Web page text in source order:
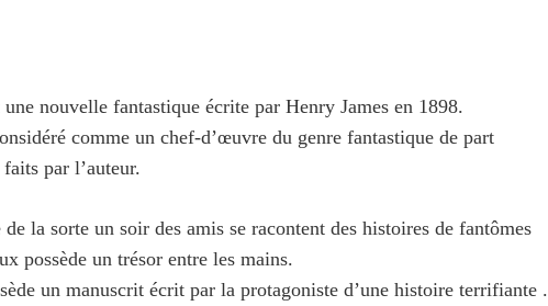
nouvelle fantastique écrite par Henry James en 1898.
comme un chef-d’œuvre du genre fantastique de part
par l’auteur.
la sorte un soir des amis se racontent des histoires de fantômes
possède un trésor entre les mains.
un manuscrit écrit par la protagoniste d’une histoire terrifiante .